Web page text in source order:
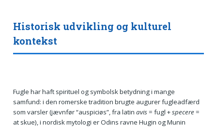
Historisk udvikling og kulturel
kontekst
Fugle har haft spirituel og symbolsk betydning i mange
samfund: i den romerske tradition brugte augurer fugleadfærd
som varsler (jævnfør “auspiciøs”, fra latin avis= fugl +specere=
at skue), i nordisk mytologi er Odins ravne Hugin og Munin